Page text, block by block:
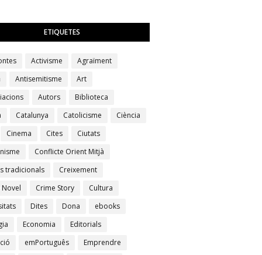
ETIQUETES
Activisme
Agraïment
Antisemitisme
Art
Autors
Biblioteca
Catalunya Catolicisme
Ciència
Cinema Cites
Ciutats
Conflicte Orient Mitjà
tradicionals
Creixement
Novel
Crime Story
Cultura
Dites Dona
ebooks
Economia
Editorials
emPortuguês
Emprendre